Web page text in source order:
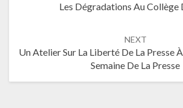
Les Dégradations Au Collège
NEXT
Un Atelier Sur La Liberté De La Presse À
Semaine De La Presse